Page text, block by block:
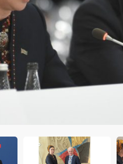
ОБЪЯВЛЕНИЕ